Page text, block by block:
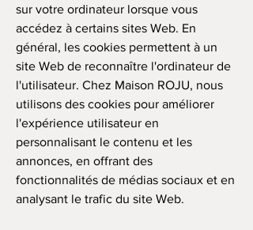
sur votre ordinateur lorsque vous
accédez à certains sites Web. En
général, les cookies permettent à un
site Web de reconnaître l'ordinateur de
l'utilisateur. Chez Maison ROJU, nous
utilisons des cookies pour améliorer
l'expérience utilisateur en
personnalisant le contenu et les
annonces, en offrant des
fonctionnalités de médias sociaux et en
analysant le trafic du site Web.